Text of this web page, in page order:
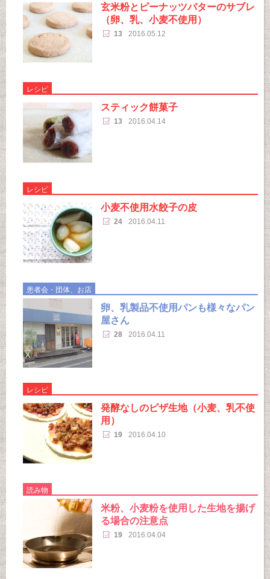
玄米粉とピーナッツバターのサブレ
（卵、乳、小麦不使用）
13 2016.05.12
レシピ
スティック餅菓子
13 2016.04.14
レシピ
小麦不使用水餃子の皮
24 2016.04.11
患者会・団体、お店
卵、乳製品不使用パンも様々なパン
屋さん
28 2016.04.11
レシピ
発酵なしのピザ生地（小麦、乳不使
用）
19 2016.04.10
読み物
米粉、小麦粉を使用した生地を揚げ
る場合の注意点
19 2016.04.04